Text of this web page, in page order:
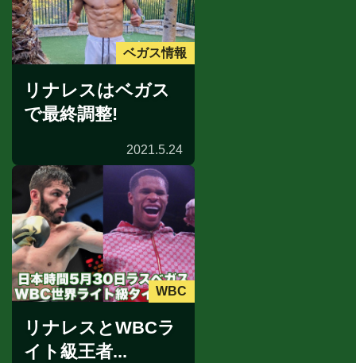
ベガス情報
リナレスはベガス
で最終調整!
2021.5.24
WBC
リナレスとWBCラ
イト級王者...